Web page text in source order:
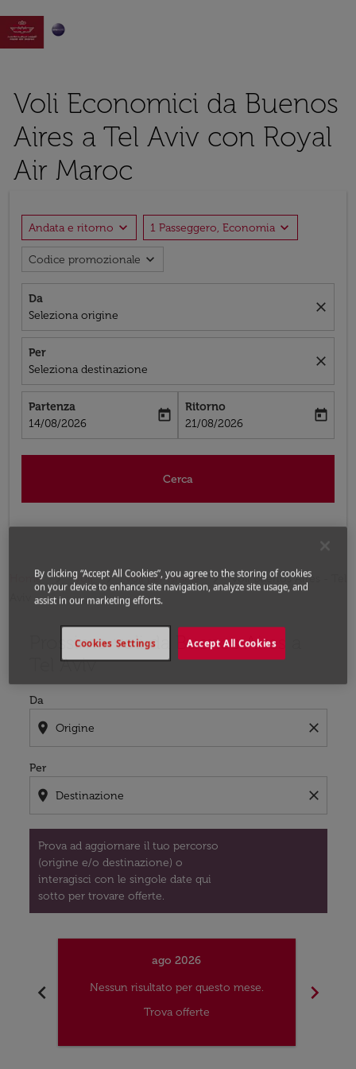

Voli Economici da Buenos
Aires a Tel Aviv con Royal
Air Maroc
Andata e ritorno expand_more 1 Passeggero, Economia expand_more
Codice promozionale expand_more
Da
Seleziona origine
close
Per
Seleziona destinazione
close
Partenza
fc-booking-departure-date-aria-label
14/08/2026
today
Ritorno
fc-booking-return-date-aria-label
21/08/2026
today
Cerca
Home Voli Voli per Israele
Voli Buenos Aires - Tel
Prossimo voli da Buenos Aires a
Tel Aviv
Da
location_on close
Per
location_on close
Prova ad aggiornare il tuo percorso
(origine e/o destinazione) o
interagisci con le singole date qui
sotto per trovare offerte.
Prova ad aggiornare il tuo percorso (origine e/o
chevron_left
ago 2026
Nessun risultato per questo mese.
Trova offerte
chevron_right
By clicking “Accept All Cookies”, you agree to the storing of cookies
on your device to enhance site navigation, analyze site usage, and
assist in our marketing efforts.
Accept All Cookies
Cookies Settings